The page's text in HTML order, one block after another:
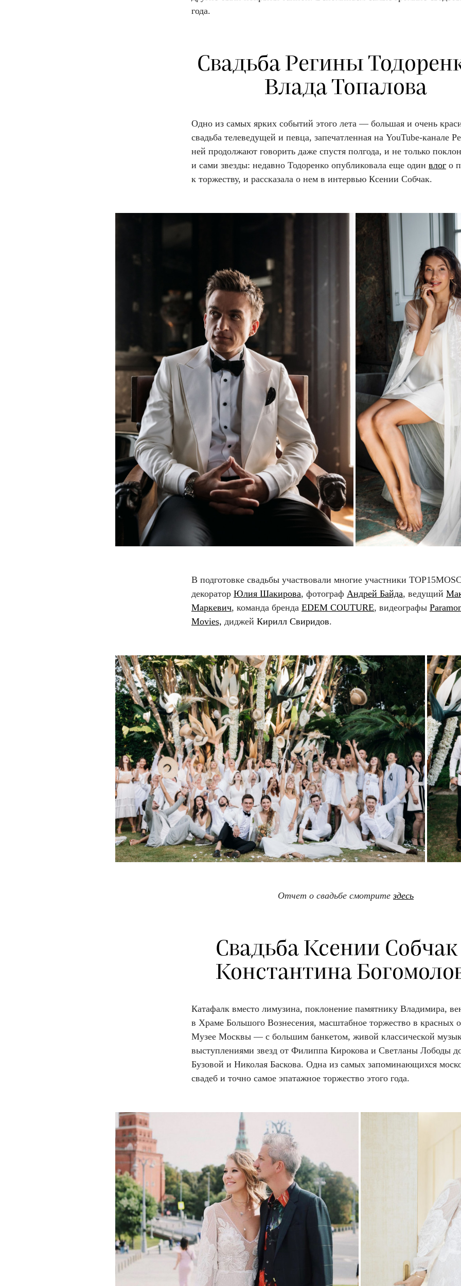
года.
Свадьба Регины
Влада Топалова
Одно из самых ярких событий этого лета — большая и очень
свадьба телеведущей и певца, запечатленная на YouTube-канале
ней продолжают говорить даже спустя полгода, и не только
и сами звезды: недавно Тодоренко опубликовала еще один влог о
к торжеству, и рассказала о нем в интервью Ксении Собчак.
В подготовке свадьбы участвовали многие участники
декоратор Юлия Шакирова, фотограф Андрей Байда, ведущий
Маркевич, команда бренда EDEM COUTURE, видеографы
Movies, диджей Кирилл Свиридов.
Отчет о свадьбе смотритездесь
Свадьба Ксении
Константина
Катафалк вместо лимузина, поклонение памятнику Владимира,
в Храме Большого Вознесения, масштабное торжество в красных
Музее Москвы — с большим банкетом, живой классической
выступлениями звезд от Филиппа Кирокова и Светланы Лободы
Бузовой и Николая Баскова. Одна из самых запоминающихся
свадеб и точно самое эпатажное торжество этого года.